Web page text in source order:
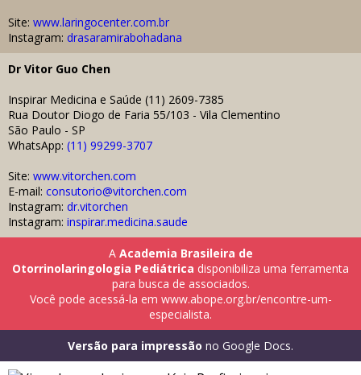
Site: www.laringocenter.com.br
Instagram: drasaramirabohadana
Dr Vitor Guo Chen
Inspirar Medicina e Saúde (11) 2609-7385
Rua Doutor Diogo de Faria 55/103 - Vila Clementino
São Paulo - SP
WhatsApp: (11) 99299-3707
Site: www.vitorchen.com
E-mail: consutorio@vitorchen.com
Instagram: dr.vitorchen
Instagram: inspirar.medicina.saude
A Academia Brasileira de
Otorrinolaringologia Pediátrica disponibiliza uma ferramenta
para busca de associados.
Você pode acessá-la em www.abope.org.br/encontre-um-
especialista.
Versão para impressão no Google Docs.